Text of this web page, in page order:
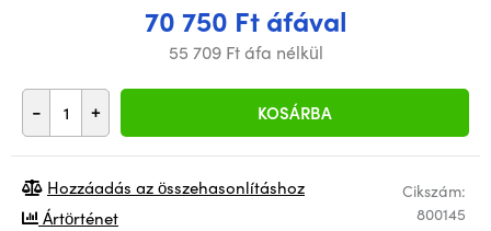
70 750 Ft áfával
55 709 Ft áfa nélkül
- + KOSÁRBA
Cikszám:
800145
Hozzáadás az összehasonlításhoz
Ártörténet